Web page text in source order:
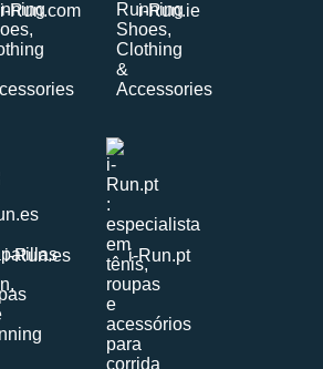
i-Run.com i-Run.ie
i-Run.es i-Run.pt